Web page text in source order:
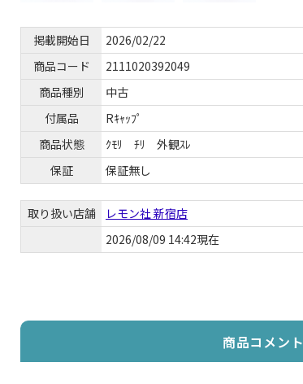
掲載開始日
2026/02/22
商品コード
2111020392049
商品種別
中古
付属品
Rｷｬｯﾌﾟ
商品状態
ｸﾓﾘ ﾁﾘ 外観ｽﾚ
保証
保証無し
取り扱い店舗
レモン社 新宿店
2026/08/09 14:42現在
商品コメント